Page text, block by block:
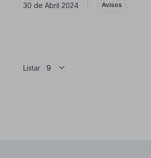
30 de Abril 2024 Avisos
Listar